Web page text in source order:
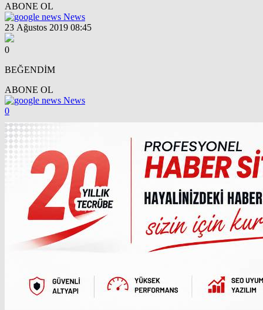
ABONE OL
News
23 Ağustos 2019 08:45
0
BEĞENDİM
ABONE OL
News
0